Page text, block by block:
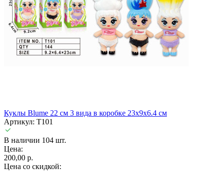
Куклы Blume 22 см 3 вида в коробке 23х9х6.4 см
Артикул: T101
В наличии 104 шт.
Цена:
200,00 р.
Цена со скидкой: